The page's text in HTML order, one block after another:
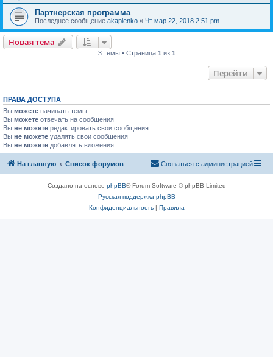
Партнерская программа
Последнее сообщение akaplenko « Чт мар 22, 2018 2:51 pm
Новая тема
3 темы • Страница 1 из 1
Перейти
ПРАВА ДОСТУПА
Вы можете начинать темы
Вы можете отвечать на сообщения
Вы не можете редактировать свои сообщения
Вы не можете удалять свои сообщения
Вы не можете добавлять вложения
На главную Список форумов Связаться с администрацией
Создано на основе phpBB® Forum Software © phpBB Limited
Русская поддержка phpBB
Конфиденциальность| Правила